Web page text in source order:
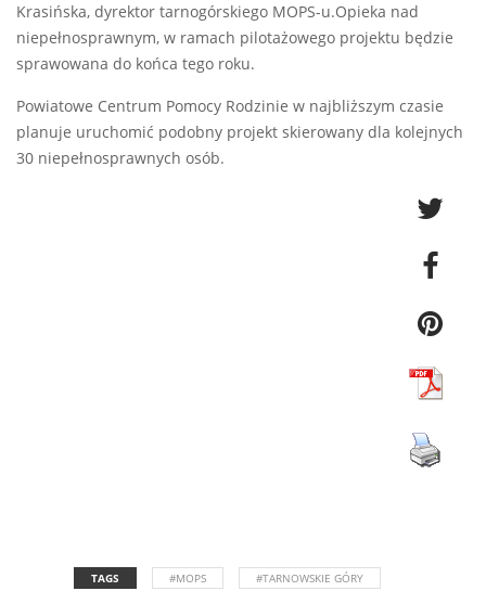
Krasińska, dyrektor tarnogórskiego MOPS-u.Opieka nad
niepełnosprawnym, w ramach pilotażowego projektu będzie
sprawowana do końca tego roku.
Powiatowe Centrum Pomocy Rodzinie w najbliższym czasie
planuje uruchomić podobny projekt skierowany dla kolejnych
30 niepełnosprawnych osób.
TAGS #MOPS #TARNOWSKIE GÓRY